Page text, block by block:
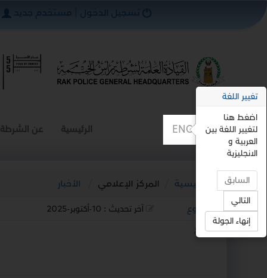
تسجيل الدخول مستخدم جديد
ENGLISH الرئيسية عن الشرطة
الرئيسية المركز الإعلامي الأخبار
رجوع آخر تحديث : 10-أكتوبر-2025
استمع
تغيير اللغة
اضغط هنا
لتغيير اللغة بين
العربية و
الانجليزية
السابق
التالي
إنهاء الجولة